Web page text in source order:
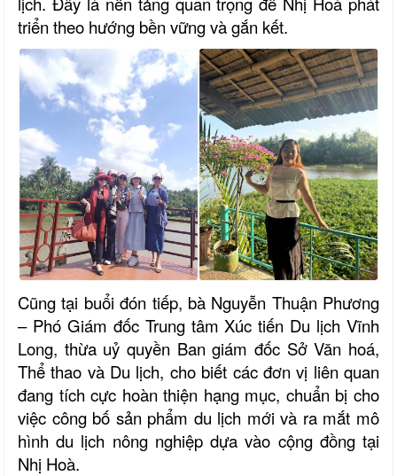
triển theo hướng bền vững và gắn kết.
Cũng tại buổi đón tiếp, bà Nguyễn Thuận Phương
– Phó Giám đốc Trung tâm Xúc tiến Du lịch Vĩnh
Long, thừa uỷ quyền Ban giám đốc Sở Văn hoá,
Thể thao và Du lịch, cho biết các đơn vị liên quan
đang tích cực hoàn thiện hạng mục, chuẩn bị cho
việc công bố sản phẩm du lịch mới và ra mắt mô
hình du lịch nông nghiệp dựa vào cộng đồng tại
Nhị Hoà.